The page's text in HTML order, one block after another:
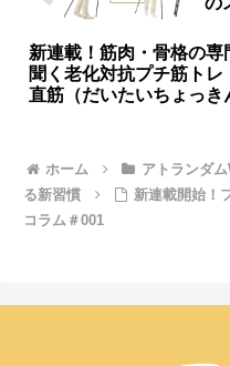
新連載！筋肉・骨格の専
聞く老化対抗プチ筋トレ
直筋（だいたいちょっき
ホーム アトランダ
る新習慣
新連載開始！
コラム＃001